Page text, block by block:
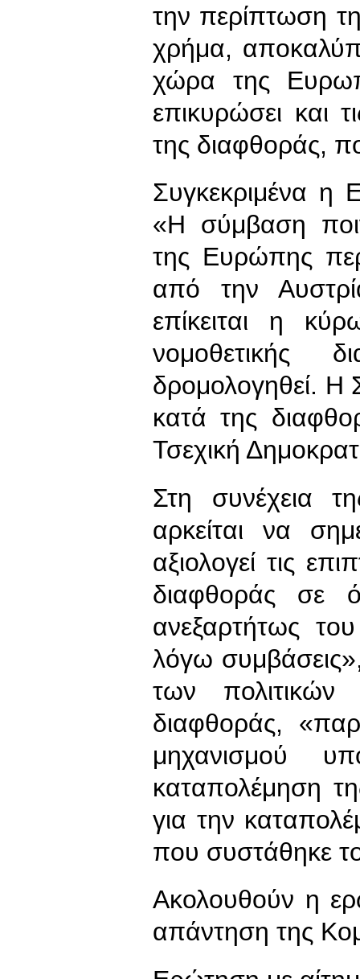
την περίπτωση
χρήμα,
χώρα της
επικυρώσει και
της διαφθοράς,
Συγκεκριμένα η
«Η σύμβαση
της Ευρώπης
από την
επίκειται η
νομοθετικής
δρομολογηθεί.
κατά της
Τσεχική
Στη συνέχεια
αρκείται να
αξιολογεί τις
διαφθοράς σε
ανεξαρτήτως
λόγω
των
διαφθοράς,
μηχανισμού
καταπολέμηση
για την
που συστάθηκε
Ακολουθούν η
απάντηση της